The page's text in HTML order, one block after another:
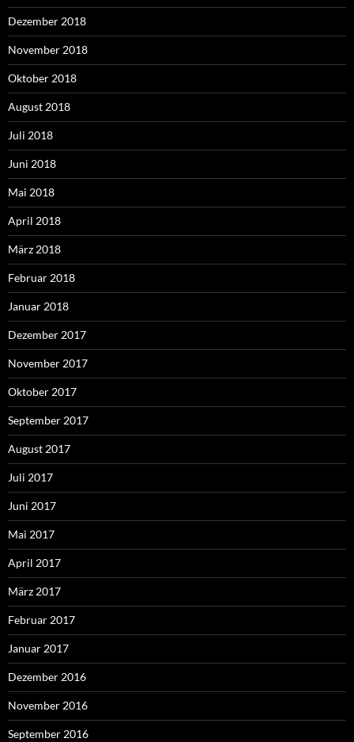
Dezember 2018
November 2018
Oktober 2018
August 2018
Juli 2018
Juni 2018
Mai 2018
April 2018
März 2018
Februar 2018
Januar 2018
Dezember 2017
November 2017
Oktober 2017
September 2017
August 2017
Juli 2017
Juni 2017
Mai 2017
April 2017
März 2017
Februar 2017
Januar 2017
Dezember 2016
November 2016
September 2016